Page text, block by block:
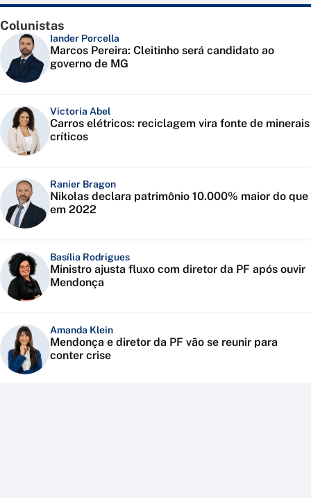
Colunistas
Iander Porcella
Marcos Pereira: Cleitinho será candidato ao
governo de MG
Victoria Abel
Carros elétricos: reciclagem vira fonte de minerais
críticos
Ranier Bragon
Nikolas declara patrimônio 10.000% maior do que
em 2022
Basília Rodrigues
Ministro ajusta fluxo com diretor da PF após ouvir
Mendonça
Amanda Klein
Mendonça e diretor da PF vão se reunir para
conter crise